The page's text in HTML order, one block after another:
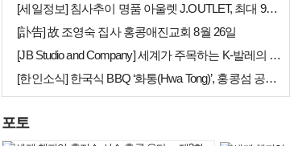
[세일정보] 침사추이 명품 아울렛 J.OUTLET, 최대 90% 빅 세일…
[訃告] 故 조영숙 집사 홍콩애진교회 8월 26일
[JB Studio and Company] 세계가 주목하는 K-발레의 비…
[한인소식] 한국식 BBQ ‘화통(Hwa Tong)’, 홍콩섬 공략 본격…
포토